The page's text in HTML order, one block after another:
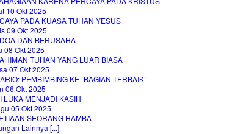
10 Okt 2025
PADA KUASA TUHAN YESUS
09 Okt 2025
DAN BERUSAHA
08 Okt 2025
TUHAN YANG LUAR BIASA
07 Okt 2025
PEMBIMBING KE `BAGIAN TERBAIK`
06 Okt 2025
LUKA MENJADI KASIH
05 Okt 2025
SEORANG HAMBA
Lainnya [...]